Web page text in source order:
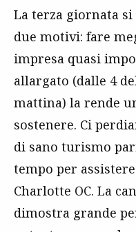
La terza giornata
due motivi: fare
impresa quasi
allargato (dalle 4
mattina) la rende
sostenere. Ci
di sano turismo
tempo per
Charlotte OC. La
dimostra grande